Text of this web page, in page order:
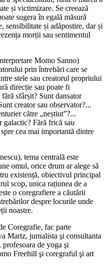
și victimizare. Se creează
sugera în egală măsură
sensibilitate și adăpostire, dar și
morții sau sentimentul
Momo Sanno)
prin întrebări care se
stele sau creatorul propriului
direcție sau poate fi
sfârșit? Sunt dansator
creator sau observator?...
către „neștiut”?...
galactic? Fără frică sau
cea mai importantă dintre
tema centrală este
omul, orice drum ar alege să
existență, obiectivul principal
scop, unica rațiunea de a
o coregrafiere a căutării
despre locurile unde
noastre.
Coregrafie, fac parte
Martz, jurnalista şi consultanta
de yoga şi
Freehill şi coregraful şi art